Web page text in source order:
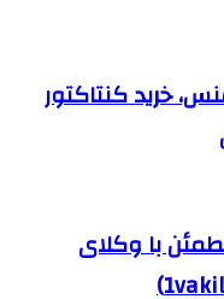
خرید کنتاکتور
با وکلای